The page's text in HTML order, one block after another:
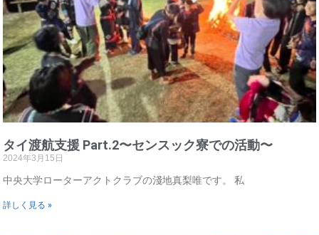
タイ渡航支援 Part.2〜センスック寮での活動〜
2024年3月15日
中央大学ローターアクトクラブの淺地真梨唯です。 私
詳しく見る »